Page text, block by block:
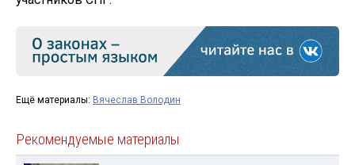
Ещё материалы: Вячеслав Володин
Рекомендуемые материалы